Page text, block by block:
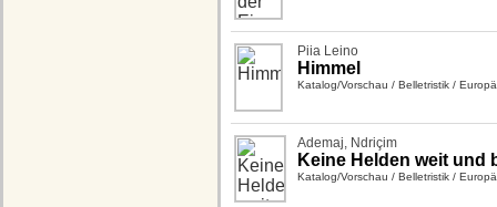
Piia Leino
Himmel
Katalog/Vorschau / Belletristik /
Ademaj, Ndriçim
Keine Helden weit und
Katalog/Vorschau / Belletristik /